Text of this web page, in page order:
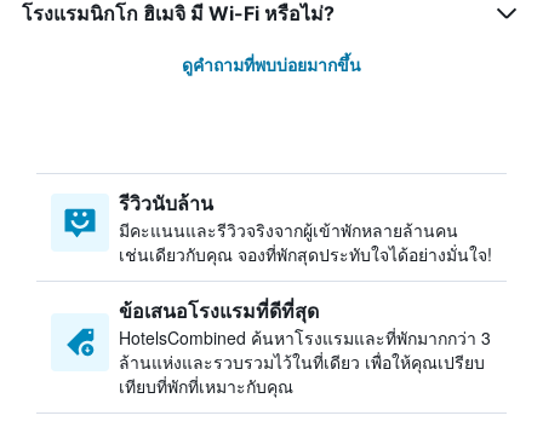
โรงแรมนิกโก ฮิเมจิ มี Wi-Fi หรือไม่?
ดูคำถามที่พบบ่อยมากขึ้น
รีวิวนับล้าน
มีคะแนนและรีวิวจริงจากผู้เข้าพักหลายล้านคน
เช่นเดียวกับคุณ จองที่พักสุดประทับใจได้อย่างมั่นใจ!
ข้อเสนอโรงแรมที่ดีที่สุด
HotelsCombined ค้นหาโรงแรมและที่พักมากกว่า 3
ล้านแห่งและรวบรวมไว้ในที่เดียว เพื่อให้คุณเปรียบ
เทียบที่พักที่เหมาะกับคุณ